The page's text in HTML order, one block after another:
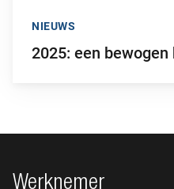
2025: een
NIEUWS
Footer navigatie
Werknemer